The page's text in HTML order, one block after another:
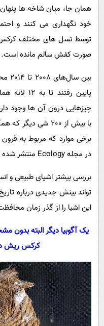
همان ‌جا، میان شاخه ‌ها پنهان
خود نگهداری می کنند و
توسط نسل های مختلف کرکس
صورت کفش سالم مانده است.
پایین
چیزهایی درون آن ‌ها وجود
با بیش از 200 شی
برخی موارد که مربوط به
در مجله Ecology منتشر شده‌ اند.
بررسی بیشتر اشیای طبیعی و
تواند بینش جدیدی درباره
این اشیا را از گذر زمان
یک آگوبیا دیگر البته بدون
کرکس ریش‌